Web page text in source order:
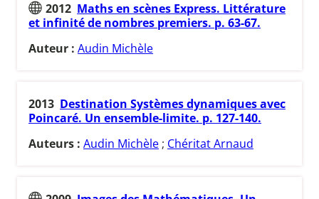
2012 Maths en scènes Express. Littérature
et infinité de nombres premiers. p. 63-67.
Auteur : Audin Michèle
2013 Destination Systèmes dynamiques avec
Poincaré. Un ensemble-limite. p. 127-140.
Auteurs : Audin Michèle ; Chéritat Arnaud